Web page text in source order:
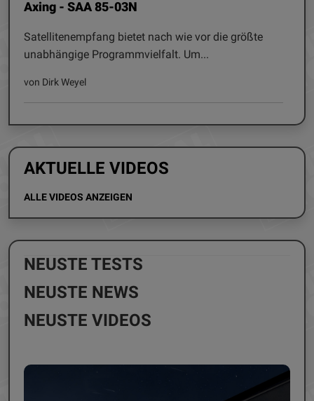
Axing - SAA 85-03N
Satellitenempfang bietet nach wie vor die größte
unabhängige Programmvielfalt. Um...
von Dirk Weyel
AKTUELLE VIDEOS
ALLE VIDEOS ANZEIGEN
NEUSTE TESTS
NEUSTE NEWS
NEUSTE VIDEOS